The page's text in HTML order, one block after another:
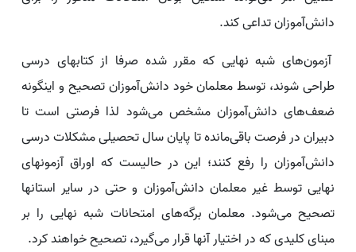
دانش‌آموزان تداعی کند.
آزمون‌های شبه نهایی که مقرر شده صرفا از کتابهای درسی
طراحی شوند، توسط معلمان خود دانش‌آموزان تصحیح و اینگونه
ضعف‌های دانش‌آموزان مشخص می‌شود لذا فرصتی است تا
دبیران در فرصت باقی‌مانده تا پایان سال تحصیلی مشکلات درسی
دانش‌آموزان را رفع کنند؛ این در حالیست که اوراق آزمونهای
نهایی توسط غیر معلمان دانش‌آموزان و حتی در سایر استانها
تصحیح می‌شود. معلمان برگه‌های امتحانات شبه نهایی را بر
مبنای کلیدی که در اختیار آنها قرار می‌گیرد، تصحیح خواهند کرد.